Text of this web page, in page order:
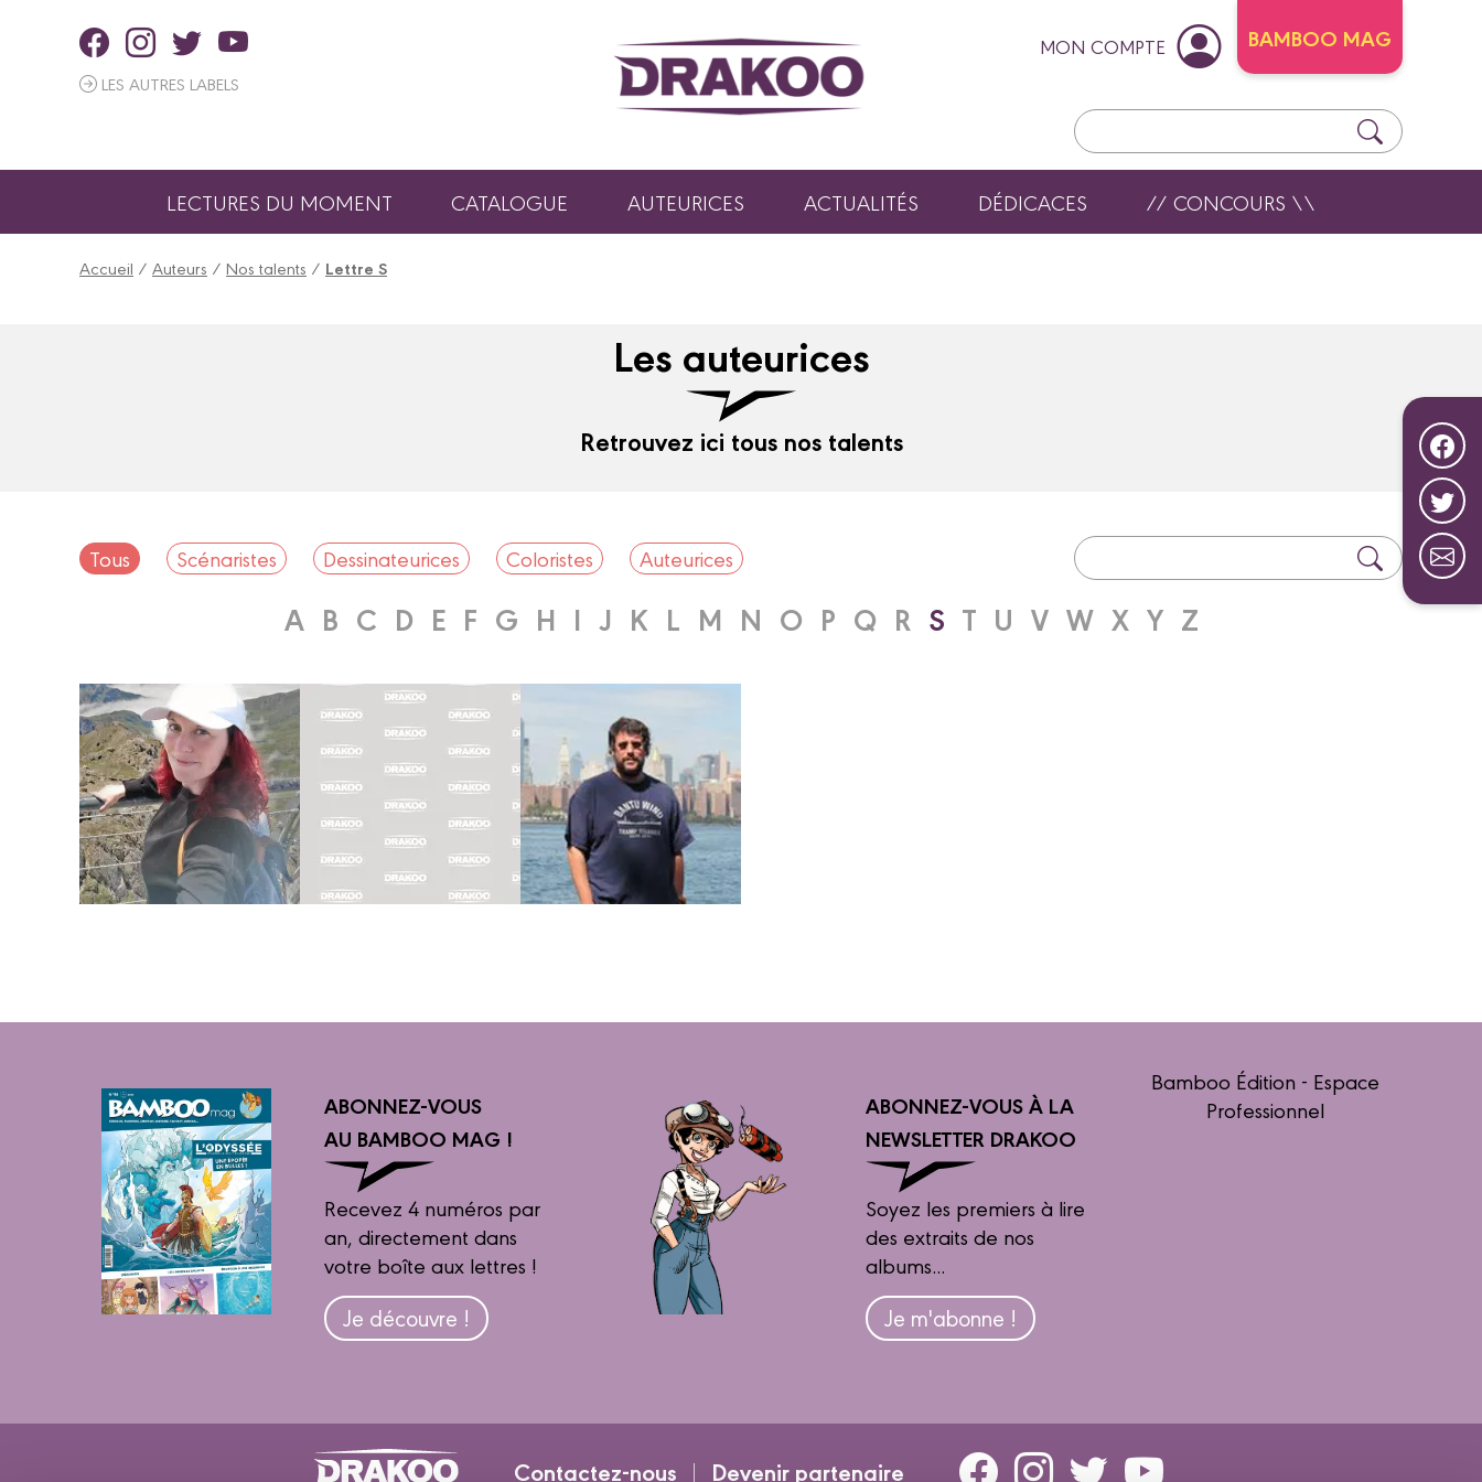
LES AUTRES LABELS
MON COMPTE BAMBOO MAG
LECTURES DU MOMENT CATALOGUE AUTEURICES ACTUALITÉS DÉDICACES // CONCOURS \\
Accueil / Auteurs / Nos talents / Lettre S
Les auteurices
Retrouvez ici tous nos talents
Tous Scénaristes Dessinateurices Coloristes Auteurices
A B C D E F G H I J K L M N O P Q R S T U V W X Y Z
Scénariste
CAMILLE
SALOMON
Biographie
Albums
SCIMIA
Biographie
Albums
Dessinateur
ROMAIN
SORDET
Biographie
Albums
ABONNEZ-VOUS
AU BAMBOO MAG !
Recevez 4 numéros par
an, directement dans
votre boîte aux lettres !
Je découvre !
ABONNEZ-VOUS À LA
NEWSLETTER DRAKOO
Soyez les premiers à lire
des extraits de nos
albums...
Je m'abonne !
Bamboo Édition - Espace
Professionnel
Contactez-nous Devenir partenaire